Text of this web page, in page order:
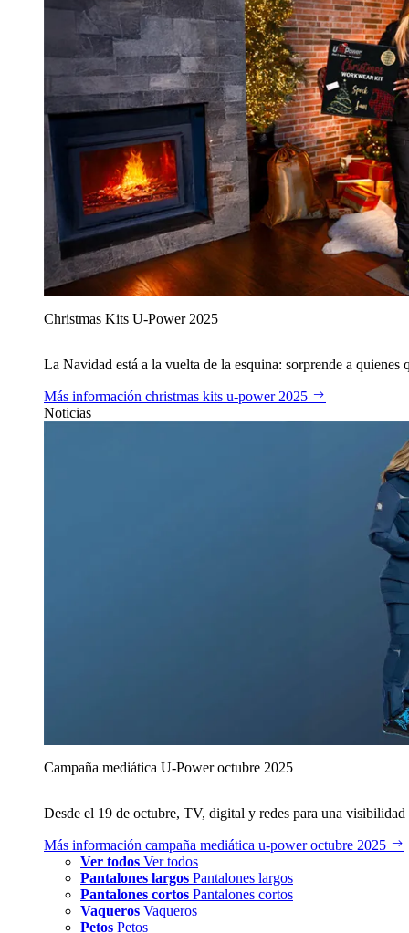
Christmas Kits U‑Power 2025
La Navidad está a la vuelta de la esquina: sorprende a
Más información christmas kits u‑power 2025
Noticias
Campaña mediática U‑Power octubre 2025
Desde el 19 de octubre, TV, digital y redes para una
Más información campaña mediática u‑power octubre 2025
Ver todos Ver todos
Pantalones largos Pantalones largos
Pantalones cortos Pantalones cortos
Vaqueros Vaqueros
Petos Petos